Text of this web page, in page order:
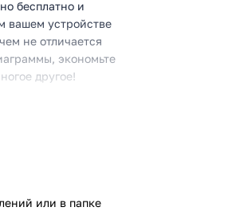
бесплатно и
вашем устройстве
не отличается
экономьте
другое!
или в папке